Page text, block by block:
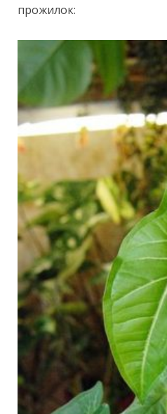
прожилок: